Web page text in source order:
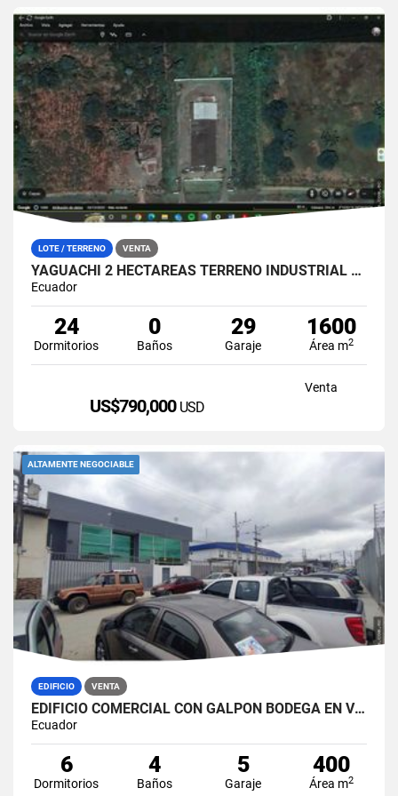
LOTE / TERRENO VENTA
YAGUACHI 2 HECTÁREAS TERRENO INDUSTRIAL EN VENTA | VIA MILAGRO KM 26
Ecuador
24
Dormitorios
0
Baños
29
Garaje
1600
Área m2
Venta
US$790,000 USD
ALTAMENTE NEGOCIABLE
EDIFICIO VENTA
EDIFICIO COMERCIAL CON GALPÓN BODEGA EN VENTA ZONA MÉDICA DURÁN NORTE
Ecuador
6
Dormitorios
4
Baños
5
Garaje
400
Área m2